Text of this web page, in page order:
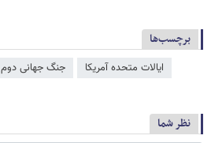
برچسب‌ها
ایالات متحده آمریکا جنگ جهانی دوم
نظر شما